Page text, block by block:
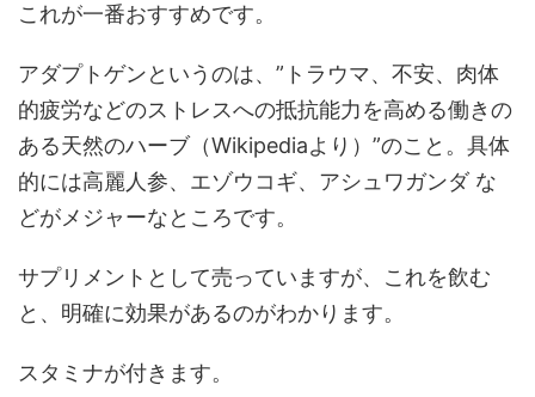
これが一番おすすめです。
アダプトゲンというのは、”トラウマ、不安、肉体
的疲労などのストレスへの抵抗能力を高める働きの
ある天然のハーブ（Wikipediaより）”のこと。具体
的には高麗人参、エゾウコギ、アシュワガンダ な
どがメジャーなところです。
サプリメントとして売っていますが、これを飲む
と、明確に効果があるのがわかります。
スタミナが付きます。